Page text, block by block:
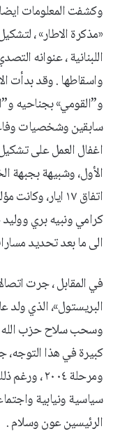
وكشفت المعلومات
«مذكرة الاطار» ،
اللبنانية ، عنوانه
واسقاطها . وقد بدأت
و”القومي» بجناحيه
سابقين وشخصيات
اغفال العمل على
الأول، وشبيهة بجبهة
اتفاق ١٧ ايار،
كرامي ونبيه بري
الى ما بعد تحديد
وسحب سلاح حزب الله
كبيرة في هذا التوجه،
ومرحلة
سياسية ونيابية
الرئيسين عون وسلام .